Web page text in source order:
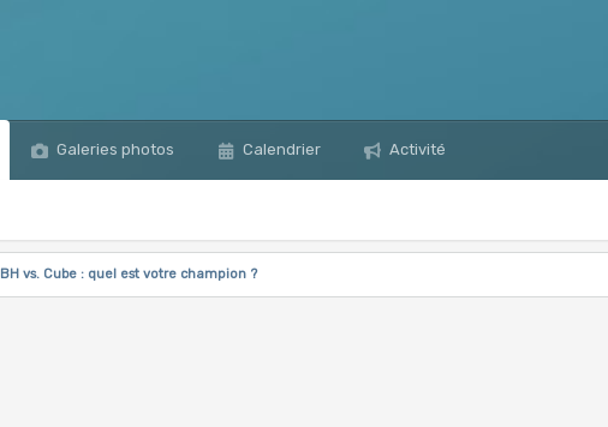
Galeries photos Calendrier Activité
vs. Cube : quel est votre champion ?